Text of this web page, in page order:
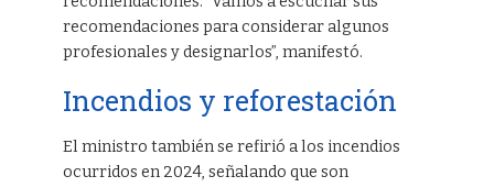
recomendaciones para considerar algunos
profesionales y designarlos”, manifestó.
Incendios y reforestación
El ministro también se refirió a los incendios
ocurridos en 2024, señalando que son